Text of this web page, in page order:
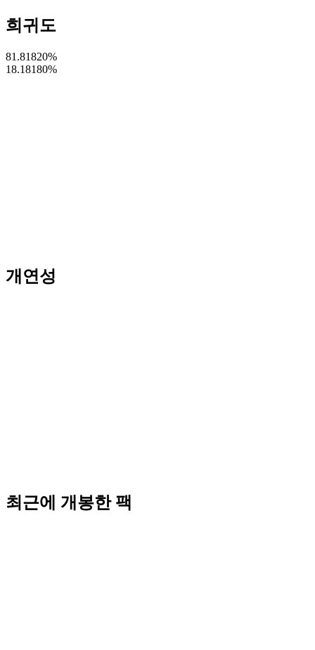
희귀도
81.81820%
18.18180%
개연성
최근에 개봉한 팩